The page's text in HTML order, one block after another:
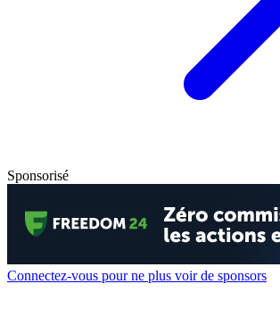
Sponsorisé
Connectez-vous pour ne plus voir de sponsors